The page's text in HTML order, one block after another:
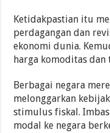
Ketidakpastian itu
perdagangan dan
ekonomi dunia.
harga komoditas dan
Berbagai negara
melonggarkan
stimulus fiskal.
modal ke negara